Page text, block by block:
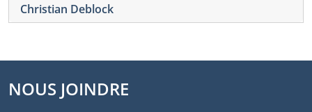
Christian Deblock
NOUS JOINDRE